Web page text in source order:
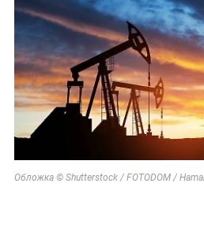
Обложка © Shutterstock / FOTODOM /